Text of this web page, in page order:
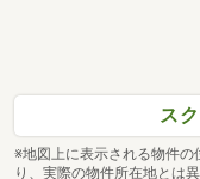
ス
※地図上に表示される物件の
り、実際の物件所在地とは